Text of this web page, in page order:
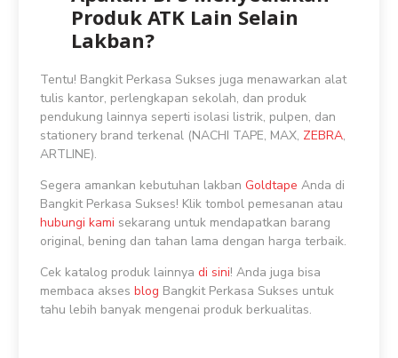
Produk ATK Lain Selain
Lakban?
Tentu! Bangkit Perkasa Sukses juga menawarkan alat
tulis kantor, perlengkapan sekolah, dan produk
pendukung lainnya seperti isolasi listrik, pulpen, dan
stationery brand terkenal (NACHI TAPE, MAX, ZEBRA,
ARTLINE).
Segera amankan kebutuhan lakban Goldtape Anda di
Bangkit Perkasa Sukses! Klik tombol pemesanan atau
hubungi kami sekarang untuk mendapatkan barang
original, bening dan tahan lama dengan harga terbaik.
Cek katalog produk lainnyadi sini! Anda juga bisa
membaca aksesblog Bangkit Perkasa Sukses untuk
tahu lebih banyak mengenai produk berkualitas.